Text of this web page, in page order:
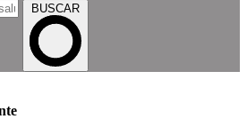
BUSCAR